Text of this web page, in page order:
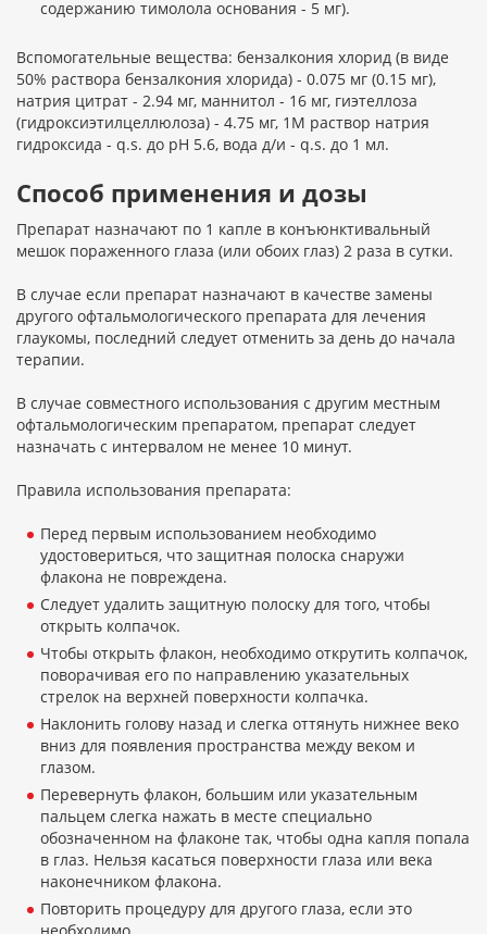
содержанию тимолола основания - 5 мг).
Вспомогательные вещества: бензалкония хлорид (в виде
50% раствора бензалкония хлорида) - 0.075 мг (0.15 мг),
натрия цитрат - 2.94 мг, маннитол - 16 мг, гиэтеллоза
(гидроксиэтилцеллюлоза) - 4.75 мг, 1М раствор натрия
гидроксида - q.s. до pH 5.6, вода д/и - q.s. до 1 мл.
Способ применения и дозы
Препарат назначают по 1 капле в конъюнктивальный
мешок пораженного глаза (или обоих глаз) 2 раза в сутки.
В случае если препарат назначают в качестве замены
другого офтальмологического препарата для лечения
глаукомы, последний следует отменить за день до начала
терапии.
В случае совместного использования с другим местным
офтальмологическим препаратом, препарат следует
назначать с интервалом не менее 10 минут.
Правила использования препарата:
Перед первым использованием необходимо
удостовериться, что защитная полоска снаружи
флакона не повреждена.
Следует удалить защитную полоску для того, чтобы
открыть колпачок.
Чтобы открыть флакон, необходимо открутить колпачок,
поворачивая его по направлению указательных
стрелок на верхней поверхности колпачка.
Наклонить голову назад и слегка оттянуть нижнее веко
вниз для появления пространства между веком и
глазом.
Перевернуть флакон, большим или указательным
пальцем слегка нажать в месте специально
обозначенном на флаконе так, чтобы одна капля попала
в глаз. Нельзя касаться поверхности глаза или века
наконечником флакона.
Повторить процедуру для другого глаза, если это